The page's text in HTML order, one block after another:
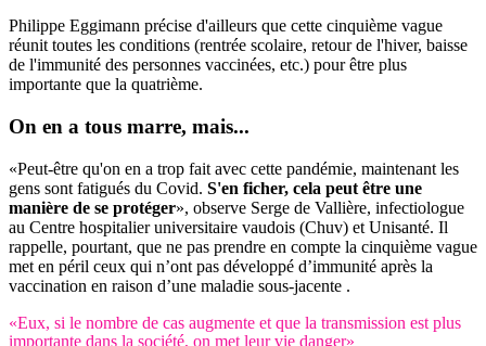
Philippe Eggimann précise d'ailleurs que cette cinquième vague
réunit toutes les conditions (rentrée scolaire, retour de l'hiver, baisse
de l'immunité des personnes vaccinées, etc.) pour être plus
importante que la quatrième.
On en a tous marre, mais...
«Peut-être qu'on en a trop fait avec cette pandémie, maintenant les
gens sont fatigués du Covid. S'en ficher, cela peut être une
manière de se protéger», observe Serge de Vallière, infectiologue
au Centre hospitalier universitaire vaudois (Chuv) et Unisanté. Il
rappelle, pourtant, que ne pas prendre en compte la cinquième vague
met en péril ceux qui n’ont pas développé d’immunité après la
vaccination en raison d’une maladie sous-jacente .
«Eux, si le nombre de cas augmente et que la transmission est plus
importante dans la société, on met leur vie danger»